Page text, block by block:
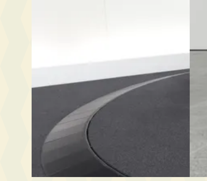
2021 · 54.941 km · Plug-in hybride · Automaat
Auto Koese Zaltbommel
Bekijk aanbieding →